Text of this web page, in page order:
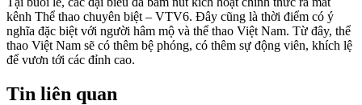
kênh Thể thao chuyên biệt – VTV6. Đây cũng là thời điểm có ý
nghĩa đặc biệt với người hâm mộ và thể thao Việt Nam. Từ đây, thể
thao Việt Nam sẽ có thêm bệ phóng, có thêm sự động viên, khích lệ
để vươn tới các đỉnh cao.
Tin liên quan